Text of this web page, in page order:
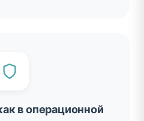
в операционной